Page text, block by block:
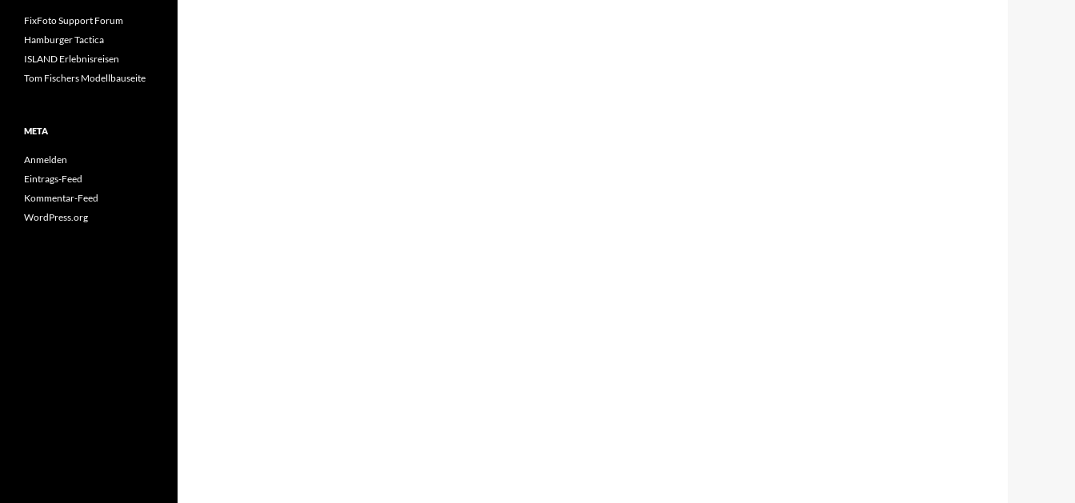
FixFoto Support Forum
Hamburger Tactica
ISLAND Erlebnisreisen
Tom Fischers Modellbauseite
META
Anmelden
Eintrags-Feed
Kommentar-Feed
WordPress.org